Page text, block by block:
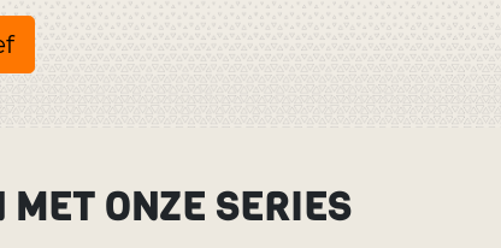
ONZE SERIES